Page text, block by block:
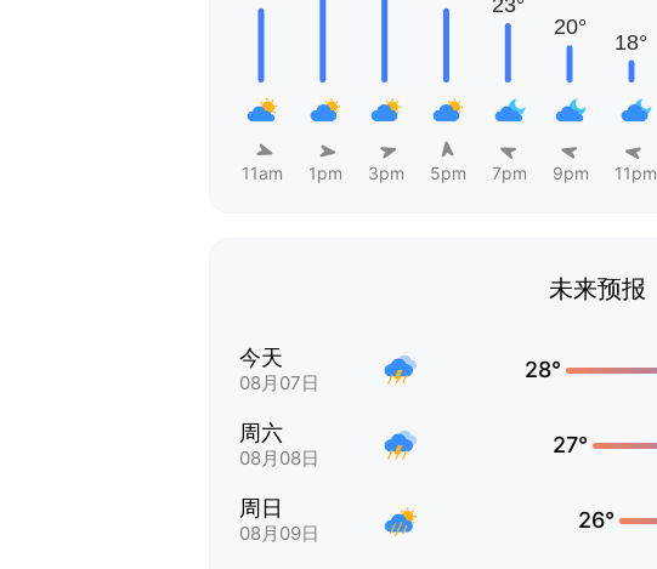
11am 1pm 3pm 5pm 7pm 9pm 11pm
未来预报
今天
08月07日
28°
周六
08月08日
27°
周日
08月09日
26°